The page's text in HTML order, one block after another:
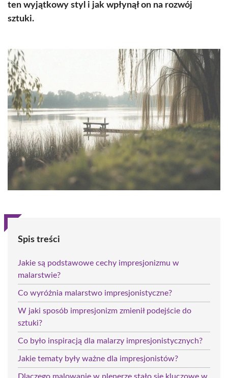
ten wyjątkowy styl i jak wpłynął on na rozwój
sztuki.
Spis treści
Jakie są podstawowe cechy impresjonizmu w
malarstwie?
Co wyróżnia malarstwo impresjonistyczne?
W jaki sposób impresjonizm zmienił podejście do
sztuki?
Co było inspiracją dla malarzy impresjonistycznych?
Jakie tematy były ważne dla impresjonistów?